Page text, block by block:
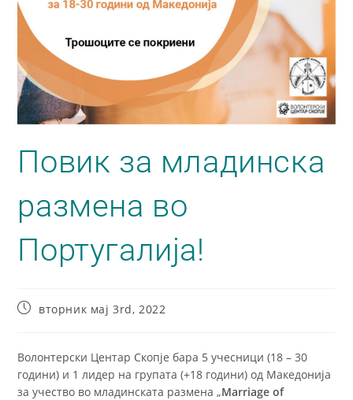
Повик за младинска
размена во
Португалија!
вторник мај 3rd, 2022
Волонтерски Центар Скопје бара 5 учесници (18 – 30
години) и 1 лидер на групата (+18 години) од Македонија
за учество во младинската размена „Marriage of